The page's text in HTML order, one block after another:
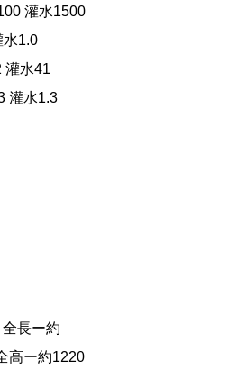
灌水1500
水1.0
灌水41
灌水1.3
長ー約
高ー約1220